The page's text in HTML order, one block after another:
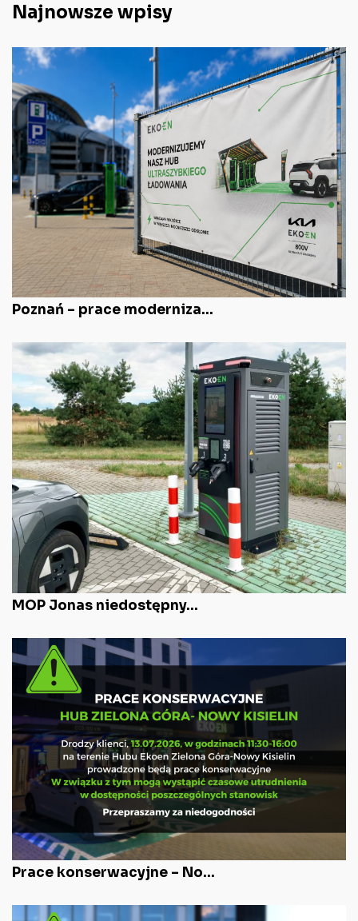
Najnowsze wpisy
Poznań – prace moderniza...
MOP Jonas niedostępny...
Prace konserwacyjne – No...